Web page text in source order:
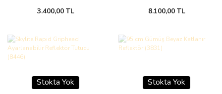
3.400,00 TL 8.100,00 TL
Stokta Yok Stokta Yok